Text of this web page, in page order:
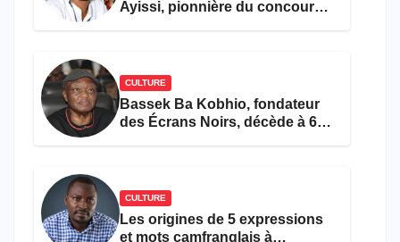
Ayissi, pionnière du concours
CULTURE
Bassek Ba Kobhio, fondateur
des Écrans Noirs, décède à 69
CULTURE
Les origines de 5 expressions
et mots camfranglais à